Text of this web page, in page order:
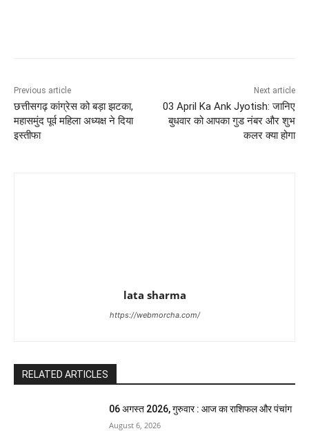
Previous article
छत्तीसगढ़ कांग्रेस को बड़ा झटका,
महासमुंद पूर्व महिला अध्यक्ष ने दिया
इस्तीफा
Next article
03 April Ka Ank Jyotish: जानिए
बुधवार को आपका गुड नंबर और शुभ
कलर क्या होगा
lata sharma
https://webmorcha.com/
RELATED ARTICLES
06 अगस्त 2026, गुरुवार : आज का राशिफल और पंचांग
August 6, 2026